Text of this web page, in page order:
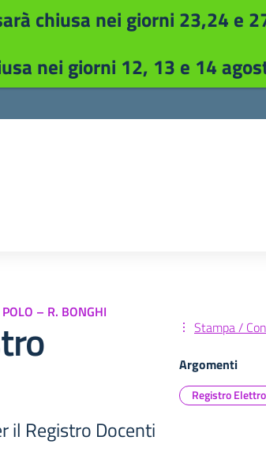
– R. BONGHI
il Registro Docenti
Stampa /
Argomenti
Registro
chiusa nei giorni 23,24 e
nei giorni 12, 13 e 14